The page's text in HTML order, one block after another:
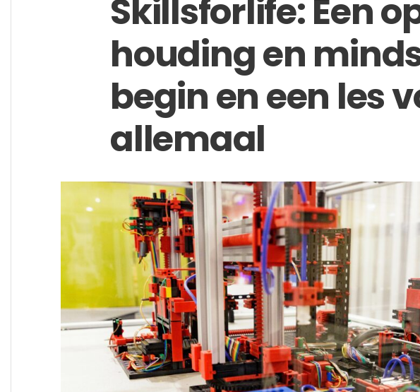
Skillsforlife: Een
houding en
begin en een les
allemaal